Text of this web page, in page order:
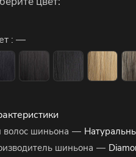
: —
волос шиньона —
шиньона —